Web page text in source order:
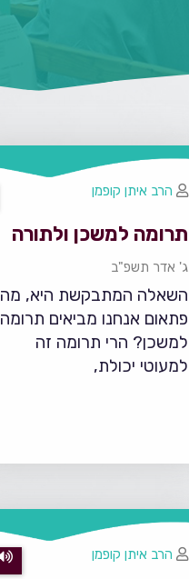
תרומה למשכן ולתורה
ג' אדר תשפ"ב
השאלה המתבקשת היא, מה
פתאום אנחנו מביאים תרומה
למשכן? הרי תרומה זה
למעוטי יכולת,
הרב איתן קופמן
הרב איתן קופמן